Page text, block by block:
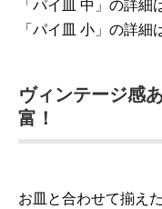
「パイ皿 中」の詳細
「パイ皿 小」の詳細
ヴィンテージ感
富！
お皿と合わせて揃え